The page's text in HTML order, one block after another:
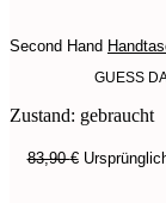
Second Hand
GUESS
Zustand: gebraucht
83,90€